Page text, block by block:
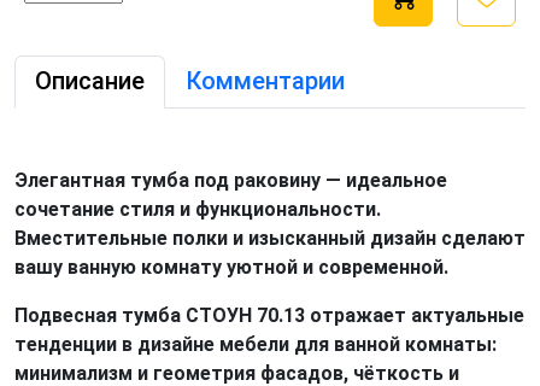
Описание Комментарии
Элегантная тумба под раковину — идеальное
сочетание стиля и функциональности.
Вместительные полки и изысканный дизайн сделают
вашу ванную комнату уютной и современной.
Подвесная тумба СТОУН 70.13 отражает актуальные
тенденции в дизайне мебели для ванной комнаты:
минимализм и геометрия фасадов, чёткость и